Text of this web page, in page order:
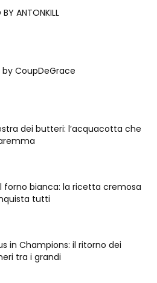
BY ANTONKILL
by CoupDeGrace
dei butteri: l’acquacotta che
forno bianca: la ricetta cremosa
tutti
in Champions: il ritorno dei
tra i grandi